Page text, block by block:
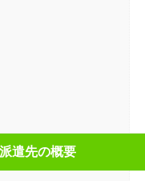
派遣先の概要